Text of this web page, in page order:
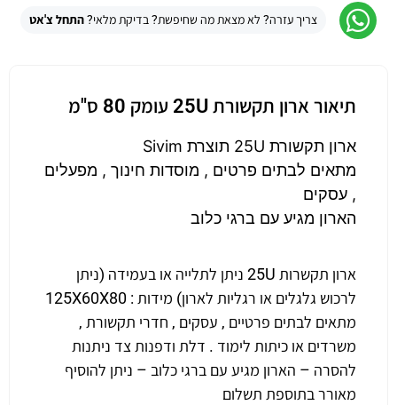
צריך עזרה? לא מצאת מה שחיפשת? בדיקת מלאי?התחל צ'אט
תיאור ארון תקשורת 25U עומק 80 ס"מ
ארון תקשורת 25U תוצרת Sivim
מתאים לבתים פרטים , מוסדות חינוך , מפעלים
, עסקים
הארון מגיע עם ברגי כלוב
ארון תקשרות 25U ניתן לתלייה או בעמידה (ניתן
לרכוש גלגלים או רגליות לארון) מידות : 125X60X80
מתאים לבתים פרטיים , עסקים , חדרי תקשורת ,
משרדים או כיתות לימוד . דלת ודפנות צד ניתנות
להסרה – הארון מגיע עם ברגי כלוב – ניתן להוסיף
מאורר בתוספת תשלום